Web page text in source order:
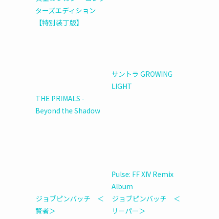
ターズエディション
【特別装丁版】
サントラ GROWING
LIGHT
THE PRIMALS -
Beyond the Shadow
Pulse: FF XIV Remix
Album
ジョブピンバッチ ＜
賢者＞
ジョブピンバッチ ＜
リーパー＞